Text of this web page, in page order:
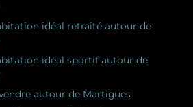
idéal retraité autour de
idéal sportif autour de
autour de Martigues